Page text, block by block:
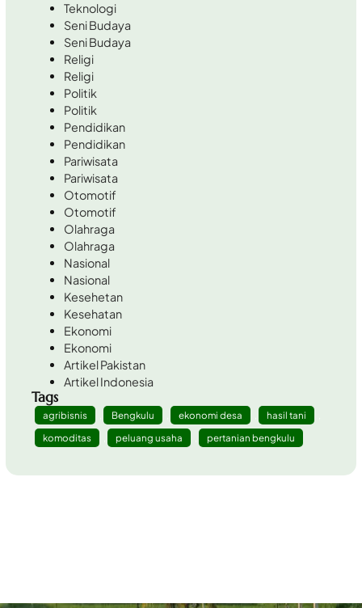
Teknologi
Seni Budaya
Seni Budaya
Religi
Religi
Politik
Politik
Pendidikan
Pendidikan
Pariwisata
Pariwisata
Otomotif
Otomotif
Olahraga
Olahraga
Nasional
Nasional
Kesehetan
Kesehatan
Ekonomi
Ekonomi
Artikel Pakistan
Artikel Indonesia
Tags
agribisnis Bengkulu ekonomi desa hasil tani
komoditas
peluang usaha pertanian bengkulu